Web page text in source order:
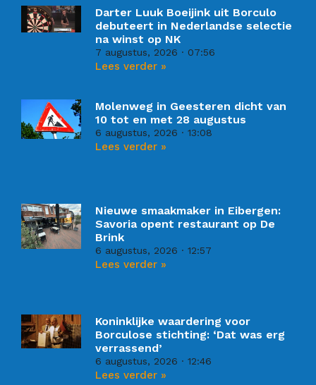
Darter Luuk Boeijink uit Borculo
debuteert in Nederlandse selectie
na winst op NK
7 augustus, 2026 07:56
Lees verder »
Molenweg in Geesteren dicht van
10 tot en met 28 augustus
6 augustus, 2026 13:08
Lees verder »
Nieuwe smaakmaker in Eibergen:
Savoria opent restaurant op De
Brink
6 augustus, 2026 12:57
Lees verder »
Koninklijke waardering voor
Borculose stichting: ‘Dat was erg
verrassend’
6 augustus, 2026 12:46
Lees verder »